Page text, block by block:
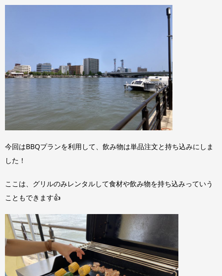
今回はBBQプランを利用して、飲み物は単品注文と持ち込みにしま
した！
ここは、グリルのみレンタルして食材や飲み物を持ち込みっていう
こともできます👍